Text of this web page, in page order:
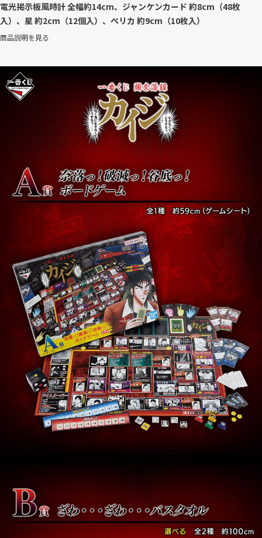
電光掲示板風時計 全幅約14cm、ジャンケンカード 約8cm（48枚
入）、星 約2cm（12個入）、ペリカ 約9cm（10枚入）
商品説明を見る